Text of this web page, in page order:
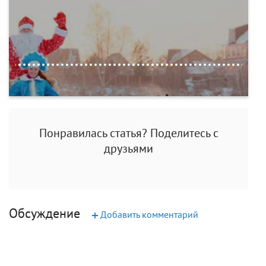
Понравилась статья? Поделитесь с
друзьями
Обсуждение +Добавить комментарий